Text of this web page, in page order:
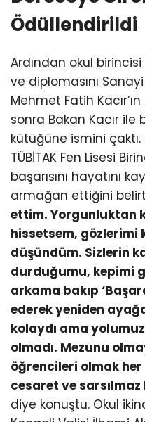
Ödüllendirildi
Ardından okul
ve diplomasını
Mehmet Fatih
sonra Bakan Kacır ile
kütüğüne ismini
TÜBİTAK Fen Lisesi
başarısını hayatını
armağan ettiğini
ettim. Yorgunluktan
hissetsem, gözlerimi
düşündüm. Sizlerin
durduğumu, kepimi
arkama bakıp
ederek yeniden
kolaydı ama
olmadı. Mezunu
öğrencileri olmak
cesaret ve
diye konuştu. Okul